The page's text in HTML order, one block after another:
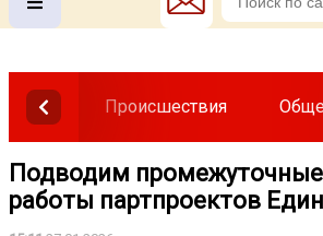
Происшествия
Подводим промежуточные
работы партпроектов